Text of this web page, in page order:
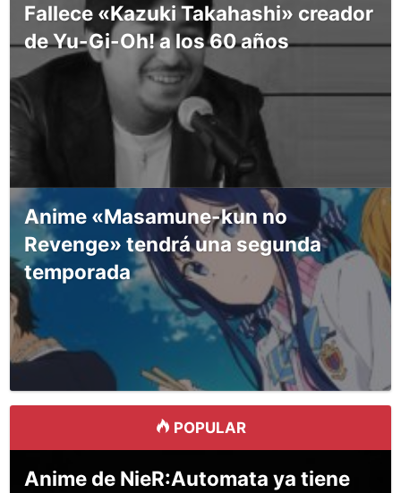
Fallece «Kazuki Takahashi» creador
de Yu-Gi-Oh! a los 60 años
Anime «Masamune-kun no
Revenge» tendrá una segunda
temporada
POPULAR
Anime de NieR:Automata ya tiene